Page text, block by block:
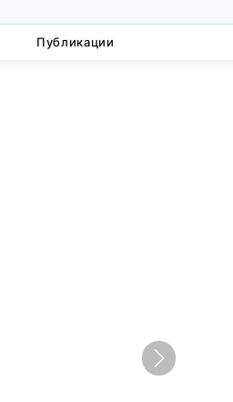
Публикации